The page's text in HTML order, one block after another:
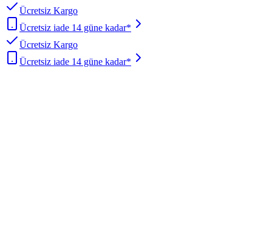
Ücretsiz Kargo
Ücretsiz iade 14 güne kadar*
Ücretsiz Kargo
Ücretsiz iade 14 güne kadar*